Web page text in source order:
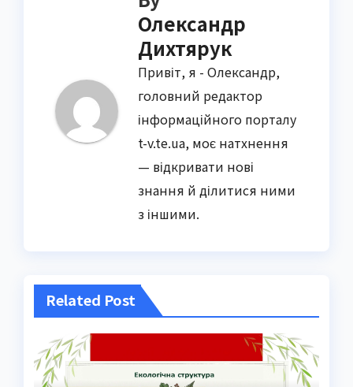
Олександр
Дихтярук
Привіт, я - Олександр,
головний редактор
інформаційного порталу
t-v.te.ua, моє натхнення
— відкривати нові
знання й ділитися ними
з іншими.
Related Post